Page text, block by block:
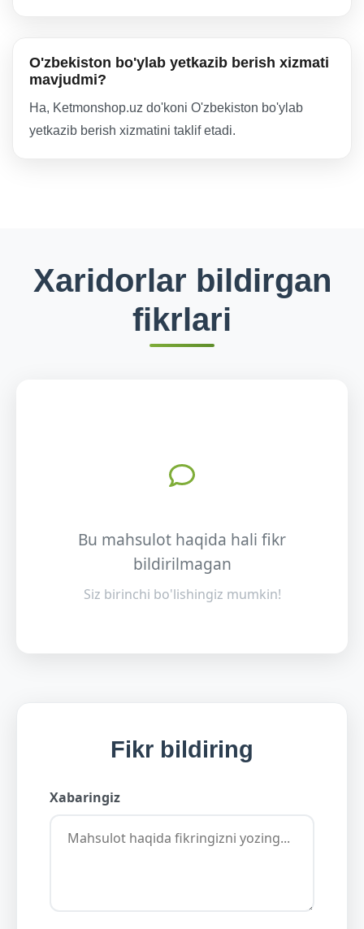
O'zbekiston bo'ylab yetkazib berish xizmati
mavjudmi?
Ha, Ketmonshop.uz do'koni O'zbekiston bo'ylab
yetkazib berish xizmatini taklif etadi.
Xaridorlar bildirgan
fikrlari
Bu mahsulot haqida hali fikr
bildirilmagan
Siz birinchi bo'lishingiz mumkin!
Fikr bildiring
Xabaringiz